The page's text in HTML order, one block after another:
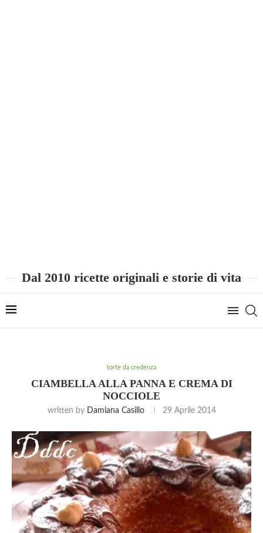
Dal 2010 ricette originali e storie di vita
torte da credenza
CIAMBELLA ALLA PANNA E CREMA DI
NOCCIOLE
written by Damiana Casillo 29 Aprile 2014